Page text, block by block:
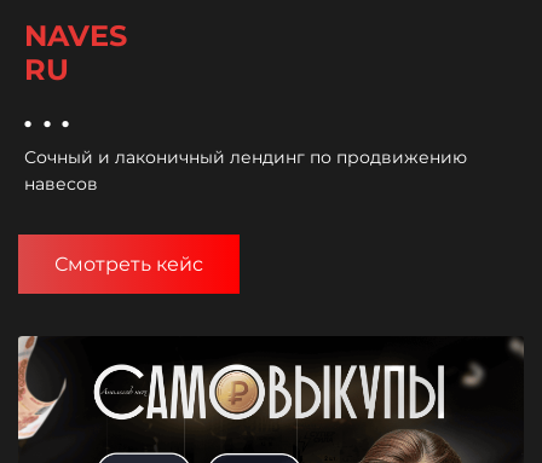
NAVES
RU
...
Сочный и лаконичный лендинг по продвижению
навесов
Смотреть кейс